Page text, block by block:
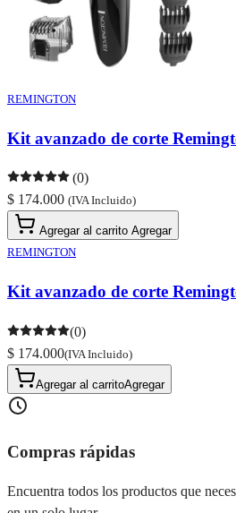
REMINGTON
Kit avanzado de corte
(0)
$ 174.000 (IVA Incluido)
Agregar al carrito Agregar
REMINGTON
Kit avanzado de corte
(0)
$ 174.000(IVA Incluido)
Agregar al carritoAgregar
Compras rápidas
Encuentra todos los productos que